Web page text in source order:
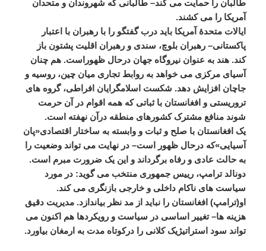
طالبان را حمایت می کند–طالبانی که شهروندان و متحدان
آمریکا را می کشند.
ایالات متحدۀ آمریکا باید درب گفتگو را با رهبران با اعتبار
پاکستانی–رهبران بلوچ، سندی و رهبران اقلیت پشتون باز
کند.هند به عنوان نیروگاه جهان درحال ظهوراست.هم چنان
آسیای مرکزی می خواهد به روابط تجاری میان چین، روسیه و
جاچان افزایش دهد. شکست اسلامگرایان افراطی، گروه های
تروریستی و افغانستان با ثباتی که همه اقوام در آن حرمت
شوند منافع مشترک کشورهای منطقه درآن نهفته است.
یک افغانستان با صلح و ثبات و وابسته به ساختار اقتصادی«پان
آسیایی»که درحال ظهور است–در نهایت می تواند وضعیت را
به حالت عادی و رفاه برگرداند و این یک ضرورت مبرم است.
دونالد ترامپ، رییس جمهوری منتخب می گوید:در مورد
سیاست های ناکام داخلی و خارجی بازنگری می کند.
او(ترامپ) افغانستان را نباید از مد نظر بیاندازد.مدیریت دقیق
هزینه ها–تغییر اساسی در سیاست و رویکردها هم اکنون می
تواند سود استراتیژیک کلانی را درکوتاه مدت به ارمغان بیاورد.